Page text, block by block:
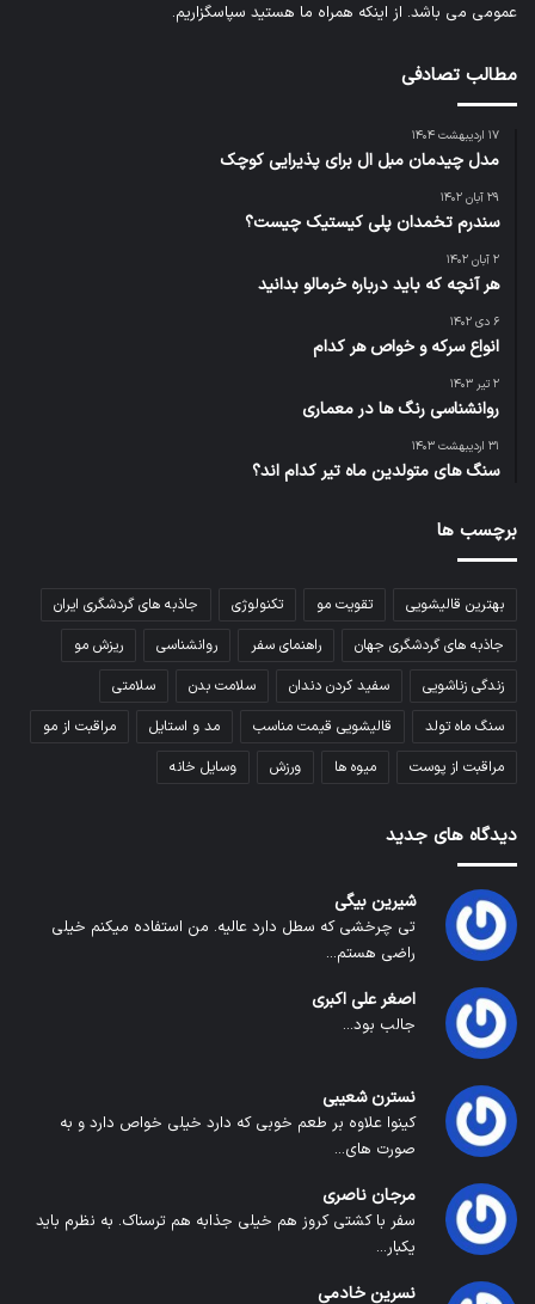
عمومی می باشد. از اینکه همراه ما هستید سپاسگزاریم.
مطالب تصادفی
۱۷ اردیبهشت ۱۴۰۴
مدل چیدمان مبل ال برای پذیرایی کوچک
۲۹ آبان ۱۴۰۲
سندرم تخمدان پلی کیستیک چیست؟
۲ آبان ۱۴۰۲
هر آنچه که باید درباره خرمالو بدانید
۶ دی ۱۴۰۲
انواع سرکه و خواص هر کدام
۲ تیر ۱۴۰۳
روانشناسی رنگ ها در معماری
۳۱ اردیبهشت ۱۴۰۳
سنگ های متولدین ماه تیر کدام اند؟
برچسب ها
بهترین قالیشویی تقویت مو تکنولوژی
جاذبه های گردشگری ایران
جاذبه های گردشگری جهان
راهنمای سفر روانشناسی
ریزش مو
زندگی زناشویی
سفید کردن دندان سلامت بدن
سلامتی
سنگ ماه تولد
قالیشویی قیمت مناسب مد و استایل
مراقبت از مو
مراقبت از پوست
میوه ها ورزش وسایل خانه
دیدگاه های جدید
شیرین بیگی
تی چرخشی که سطل دارد عالیه. من استفاده میکنم خیلی
راضی هستم...
اصغر علی اکبری
جالب بود...
نسترن شعیبی
کینوا علاوه بر طعم خوبی که دارد خیلی خواص دارد و به
صورت های...
مرجان ناصری
سفر با کشتی کروز هم خیلی جذابه هم ترسناک. به نظرم باید
یکبار...
نسرین خادمی